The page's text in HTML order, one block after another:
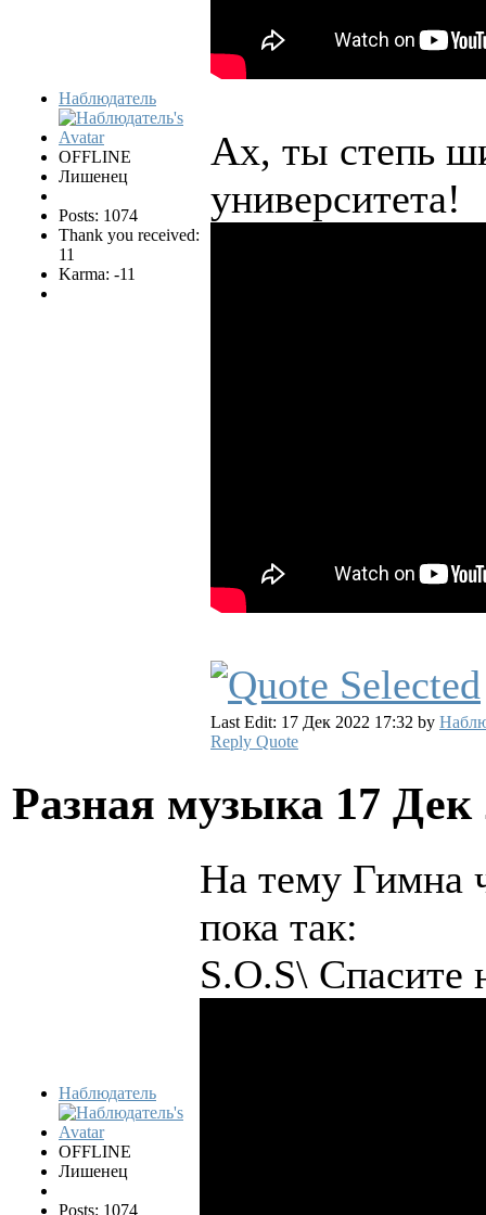
Наблюдатель
OFFLINE
Лишенец
Posts: 1074
Thank you received:
11
Karma: -11
Ах, ты степь
университета!
Last Edit: 17 Дек 2022 17:32 by
Reply Quote
Разная музыка 17 Дек
Наблюдатель
OFFLINE
Лишенец
Posts: 1074
На тему Гимна
пока так:
S.O.S\